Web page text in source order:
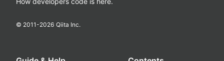
© 2011-2026 Qiita Inc.